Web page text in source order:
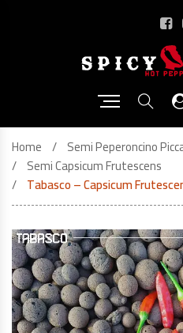
Home
Semi Peperoncino
Semi Capsicum Frutescens
Tabasco – Capsicum